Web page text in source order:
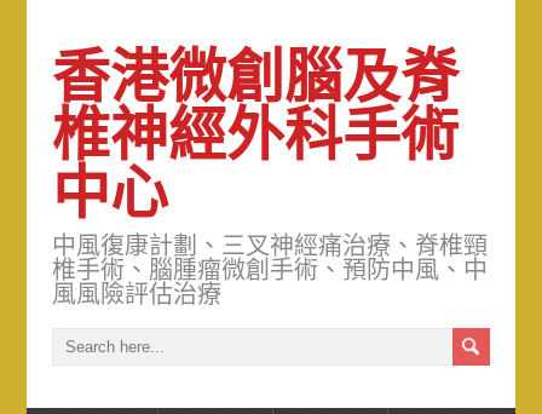
香港微創腦及脊
椎神經外科手術
中心
中風復康計劃、三叉神經痛治療、脊椎頸
椎手術、腦腫瘤微創手術、預防中風、中
風風險評估治療